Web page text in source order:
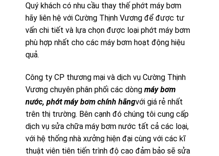
Quý khách có nhu cầu thay thế phớt máy bơm
hãy liên hệ với Cường Thịnh Vương để được tư
vấn chi tiết và lựa chọn được loại phớt máy bơm
phù hợp nhất cho các máy bơm hoạt động hiệu
quả.
Công ty CP thương mại và dịch vụ Cường Thịnh
Vương chuyên phân phối các dòng máy bơm
nước, phớt máy bơm chính hãngvới giá rẻ nhất
trên thị trường. Bên cạnh đó chúng tôi cung cấp
dịch vụ sửa chữa máy bơm nước tất cả các loại,
với hệ thống nhà xưởng hiện đại cùng với các kĩ
thuật viên tiên tiến trình độ cao đảm bảo sẽ sửa